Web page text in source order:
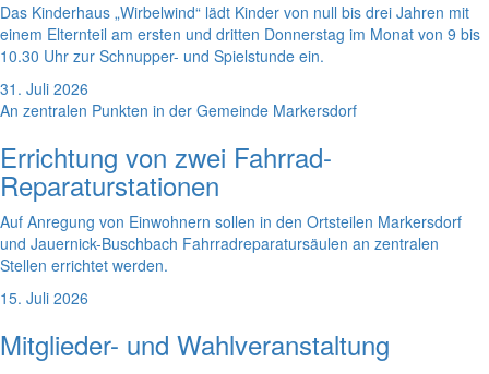
Das Kinderhaus „Wirbelwind“ lädt Kinder von null bis drei Jahren mit
einem Elternteil am ersten und dritten Donnerstag im Monat von 9 bis
10.30 Uhr zur Schnupper- und Spielstunde ein.
31. Juli 2026
An zentralen Punkten in der Gemeinde Markersdorf
Errichtung von zwei Fahrrad-
Reparaturstationen
Auf Anregung von Einwohnern sollen in den Ortsteilen Markersdorf
und Jauernick-Buschbach Fahrradreparatursäulen an zentralen
Stellen errichtet werden.
15. Juli 2026
Mitglieder- und Wahlveranstaltung